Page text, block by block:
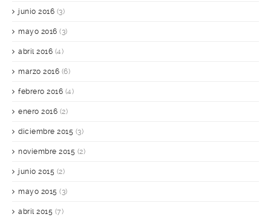
junio 2016 (3)
mayo 2016 (3)
abril 2016 (4)
marzo 2016 (6)
febrero 2016 (4)
enero 2016 (2)
diciembre 2015 (3)
noviembre 2015 (2)
junio 2015 (2)
mayo 2015 (3)
abril 2015 (7)